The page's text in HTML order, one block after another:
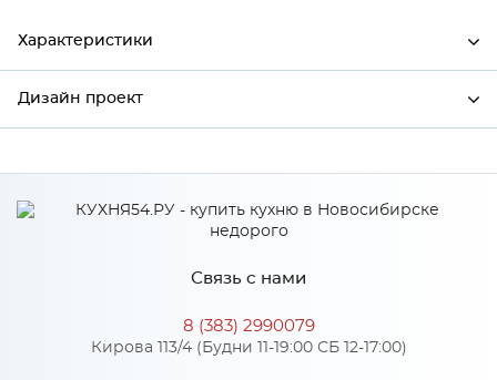
Характеристики
Ширина
Сурская мебель
Атласный серый/Дуб
Материал МДФ
Дизайн проект
*
Связь с нами
8 (383) 2990079
Кирова 113/4 (Будни 11-19:00 СБ 12-17:00)